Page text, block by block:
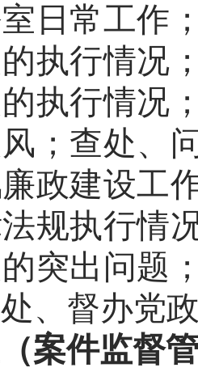
日常工作
执行情况
执行情况
；查处、
政建设工
规执行情
突出问题
、督办党
案件监督